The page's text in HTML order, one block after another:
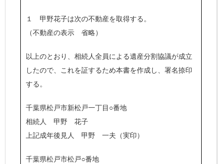
１ 甲野花子は次の不動産を取得する。
（不動産の表示 省略）
以上のとおり、相続人全員による遺産分割協議が成立
したので、これを証するため本書を作成し、署名捺印
する。
千葉県松戸市新松戸一丁目○番地
相続人 甲野 花子
上記成年後見人
甲野 一夫（実印）
千葉県松戸市松戸○番地